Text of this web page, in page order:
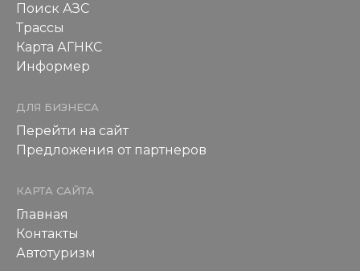
Поиск АЗС
Трассы
Карта АГНКС
Информер
ДЛЯ БИЗНЕСА
Перейти на сайт
Предложения от партнеров
КАРТА САЙТА
Главная
Контакты
Автотуризм